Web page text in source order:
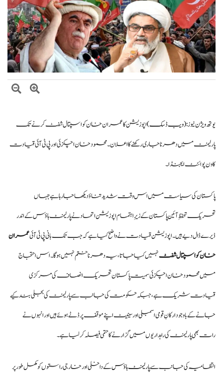
اتفاق
عالمی منڈی میں تیل سستا، پاکستان میں پیٹرول مہنگا کیوں؟
یوتھ ویژن نیوز :(ویب ڈسک)اپوزیشن کا عمران خان کو اسپتال شفٹ کرنے تک
پارلیمنٹ میں دھرنا جاری رکھنے کا اعلان۔ محمود خان اچکزئی اور پی ٹی آئی قیادت
کا ون پوائنٹ ایجنڈا۔
پاکستان کی سیاست میں اس وقت شدید تناؤ دیکھا جا رہا ہے جہاں
تحریک تحفظِ آئین پاکستان کے زیرِ اہتمام اپوزیشن اتحاد نے پارلیمنٹ ہاؤس کے اندر
ڈیرے ڈال دیے ہیں۔ اپوزیشن قیادت نے واضح کیا ہے کہ جب تک بانی پی ٹی آئیعمران
خان کو اسپتال شفٹنہیں کیا جاتا، یہ دھرنا ختم نہیں ہوگا۔ اس احتجاج
میں محمود خان اچکزئی سمیت پاکستان تحریک انصاف کی مرکزی
قیادت شریک ہے، جبکہ حکومت کی جانب سے پارلیمنٹ کی بجلی بند کیے
جانے کے باوجود ارکانِ قومی اسمبلی اور سینیٹ اپنے موقف پر ڈٹے ہوئے ہیں اور انہوں نے
رات بھی پارلیمنٹ کی راہداریوں میں گزارنے کا حتمی فیصلہ کر لیا ہے۔
انتظامیہ کی جانب سےپارلیمنٹ ہاؤسکے داخلی اور خارجی راستوں کو مکمل طور پر